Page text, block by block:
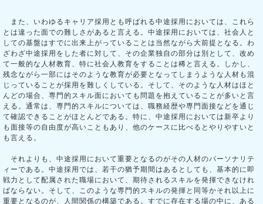
また、いわゆるキャリア採用とも呼ばれる中途採用においては、これら
とは違った面での難しさがあると言える。中途採用においては、社会人と
しての基盤はすでに出来上がっていることは当然ながら大前提となる。わ
ざわざ中途採用をした者に対して、その企業独自の部分は別として、改め
て一般的な人材教育、特に社会人教育をすることは稀と言える。しかし、
残念ながら一部にはそのような教育が必要となってしまうような人材も混
じっていることが採用を難しくしている。そして、そのような人材はほと
んどの場合、専門的スキル面においても問題を抱えていることが多いと言
える。通常は、専門的スキルについては、職務経歴や専門面接などを通じ
て確認できることがほとんどである。特に、中途採用においては新卒より
も面接等の自由度が高いこともあり、他のケースに比べるとやりやすいと
も言える。
それよりも、中途採用において重要となるのがその人材のパーソナリテ
ィーである。中途採用では、若干の猶予期間はあるとしても、基本的に即
戦力として配属された職場において、期待されるスキルを発揮できなけれ
ばならない。そして、このような専門的スキルの発揮と同等かそれ以上に
重要となるのが、人間関係の構築である。すでに存在する場の中に、ある